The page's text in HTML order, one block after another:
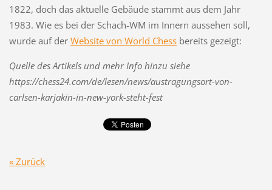
1822, doch das aktuelle Gebäude stammt aus dem Jahr
1983. Wie es bei der Schach-WM im Innern aussehen soll,
wurde auf der Website von World Chessbereits gezeigt:
Quelle des Artikels und mehr Info hinzu siehe
https://chess24.com/de/lesen/news/austragungsort-von-
carlsen-karjakin-in-new-york-steht-fest
« Zurück